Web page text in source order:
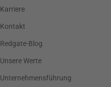
Karriere
Kontakt
Redgate-Blog
Unsere Werte
Unternehmensführung